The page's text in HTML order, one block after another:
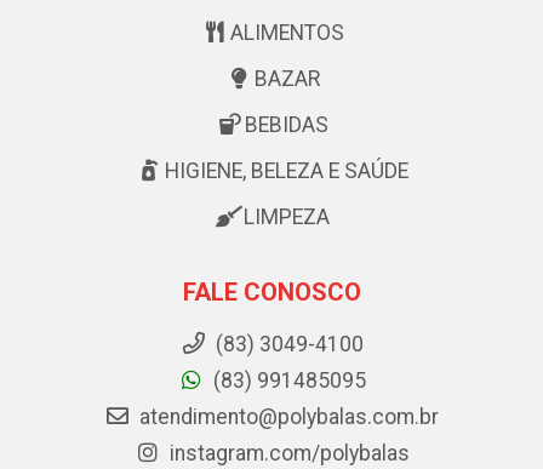
ALIMENTOS
BAZAR
BEBIDAS
HIGIENE, BELEZA E SAÚDE
LIMPEZA
FALE CONOSCO
(83) 3049-4100
(83) 991485095
atendimento@polybalas.com.br
instagram.com/polybalas